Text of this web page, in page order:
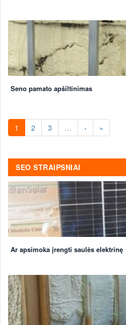
Seno pamato apšiltinimas
1 2 3 … › »
SEO STRAIPSNIAI
Ar apsimoka įrengti saulės elektrinę